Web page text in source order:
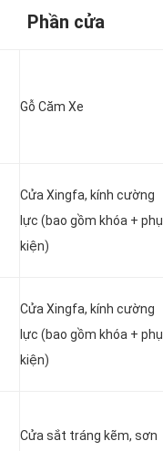
Phần cửa
Gỗ Căm Xe
Cửa Xingfa, kính cường
lực (bao gồm khóa + phụ
kiện)
Cửa Xingfa, kính cường
lực (bao gồm khóa + phụ
kiện)
Cửa sắt tráng kẽm, sơn